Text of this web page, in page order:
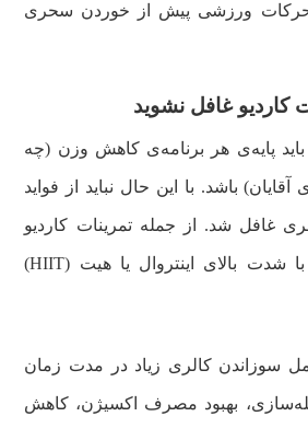
حرکات ورزشی پیش از خوردن سحری
باید پایه‌ی هر برنامه‌ی کاهش وزن (چه
باشد. با این حال نباید از فواید
غافل شد. از جمله تمرینات کاردیو
می‌توانیم به تمرینات با شدت بالای اینتروال یا هیت (HIIT)
سوزاندن کالری زیاد در مدت زمان
بهبود مصرف اکسیژن، کاهش